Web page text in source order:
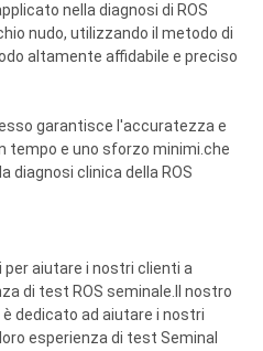
nella diagnosi di ROS
nudo, utilizzando il metodo di
altamente affidabile e preciso
garantisce l'accuratezza e
tempo e uno sforzo minimi.che
diagnosi clinica della ROS
aiutare i nostri clienti a
di test ROS seminale.Il nostro
dedicato ad aiutare i nostri
esperienza di test Seminal